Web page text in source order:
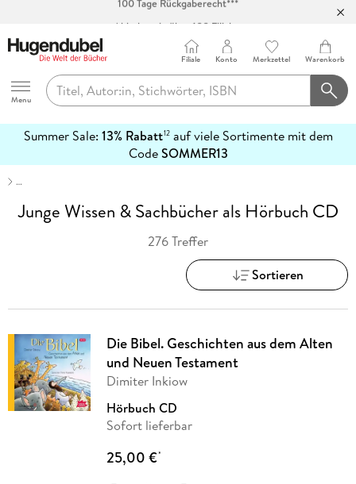
Abholung in über 100 Filialen
Hugendubel
Menu
Filiale Konto Merkzettel Warenkorb
Summer Sale: 13% Rabatt12auf viele Sortimente mit dem
CodeSOMMER13
erfahren
…
Junge Wissen & Sachbücher als Hörbuch CD
276 Treffer
Sortieren
Die Bibel. Geschichten aus dem Alten
und Neuen Testament
Dimiter Inkiow
Hörbuch CD
Sofort lieferbar
25,00 €*